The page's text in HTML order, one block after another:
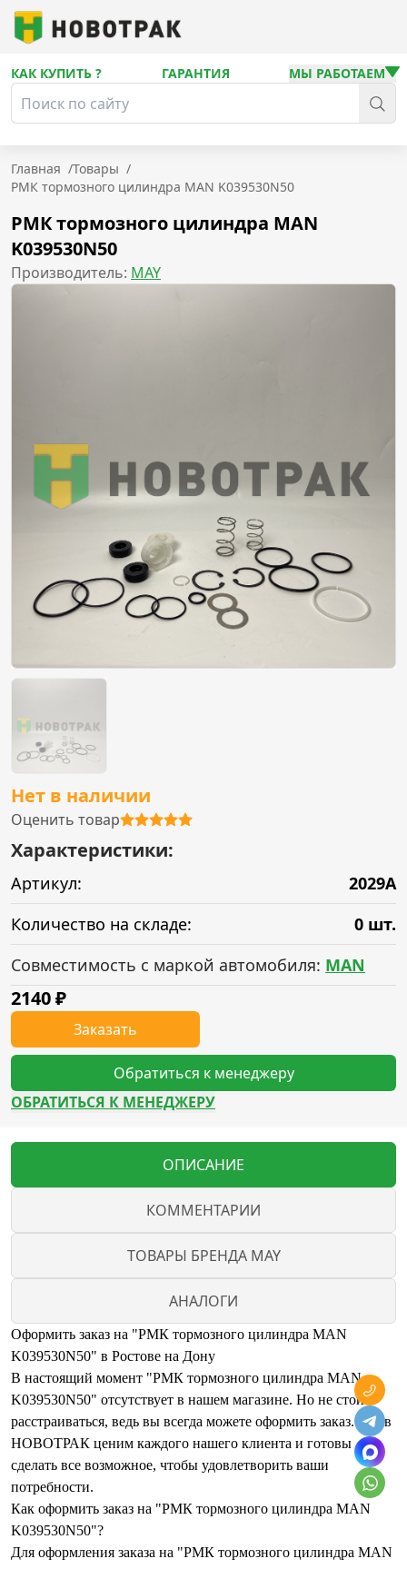
КАК КУПИТЬ ? ГАРАНТИЯ МЫ РАБОТАЕМ
Главная /Товары /
РМК тормозного цилиндра MAN K039530N50
РМК тормозного цилиндра MAN
K039530N50
Производитель: MAY
Нет в наличии
Оценить товар
Характеристики:
Артикул:
2029A
Количество на складе:
0 шт.
Совместимость с маркой автомобиля: MAN
2140₽
Заказать
Обратиться к менеджеру
ОБРАТИТЬСЯ К МЕНЕДЖЕРУ
ОПИСАНИЕ
КОММЕНТАРИИ
ТОВАРЫ БРЕНДА MAY
АНАЛОГИ
Оформить заказ на "РМК тормозного цилиндра MAN
K039530N50" в Ростове на Дону
В настоящий момент "РМК тормозного цилиндра MAN
K039530N50" отсутствует в нашем магазине. Но не стоит
расстраиваться, ведь вы всегда можете оформить заказ. Мы в
НОВОТРАК ценим каждого нашего клиента и готовы
сделать все возможное, чтобы удовлетворить ваши
потребности.
Как оформить заказ на "РМК тормозного цилиндра MAN
K039530N50"?
Для оформления заказа на "РМК тормозного цилиндра MAN